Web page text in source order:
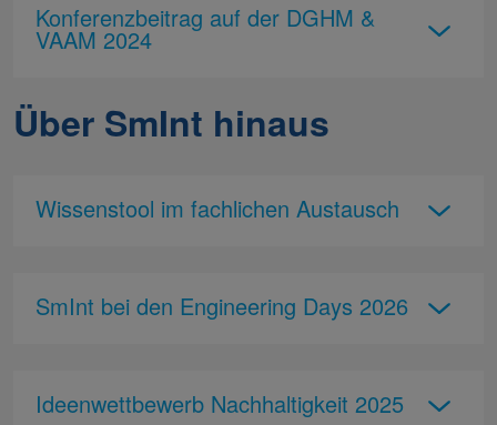
Konferenzbeitrag auf der DGHM &
VAAM 2024
Über SmInt hinaus
Wissenstool im fachlichen Austausch
SmInt bei den Engineering Days 2026
Ideenwettbewerb Nachhaltigkeit 2025